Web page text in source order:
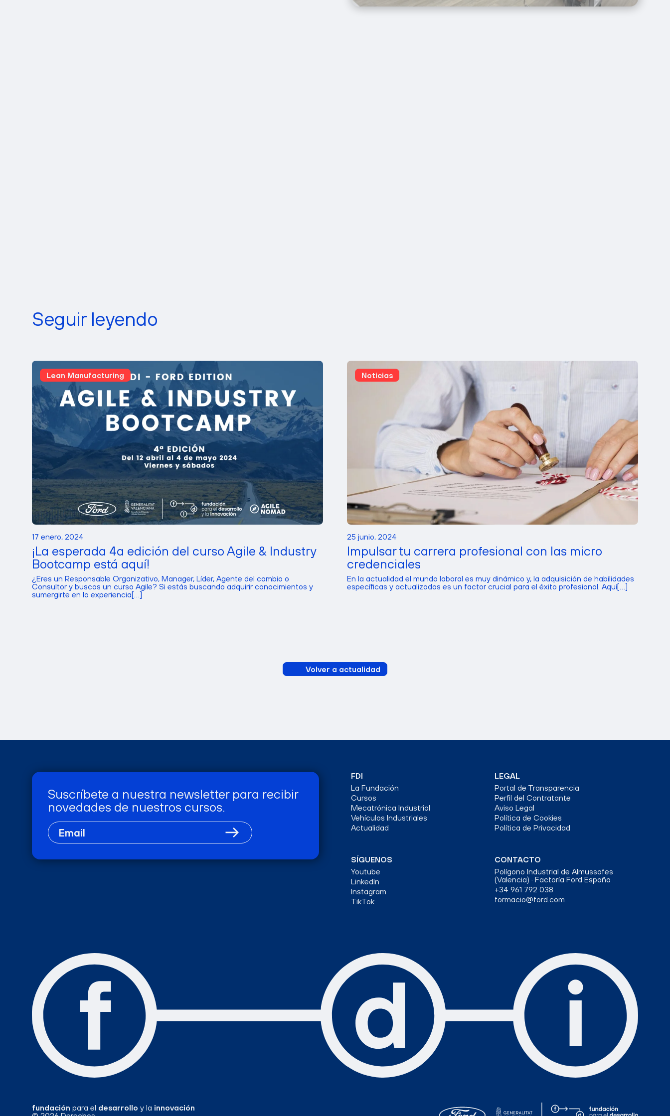
Seguir leyendo
Lean Manufacturing
17 enero, 2024
¡La esperada 4a edición del curso Agile & Industry
Bootcamp está aquí!
¿Eres un Responsable Organizativo, Manager, Líder, Agente del cambio o
Consultor y buscas un curso Agile? Si estás buscando adquirir conocimientos y
sumergirte en la experiencia[...]
Noticias
25 junio, 2024
Impulsar tu carrera profesional con las micro
credenciales
En la actualidad el mundo laboral es muy dinámico y, la adquisición de habilidades
específicas y actualizadas es un factor crucial para el éxito profesional. Aquí[...]
Volver a actualidad
Suscríbete a nuestra newsletter para recibir
novedades de nuestros cursos.
FDI
La Fundación
Cursos
Mecatrónica Industrial
Vehículos Industriales
Actualidad
LEGAL
Portal de Transparencia
Perfil del Contratante
Aviso Legal
Política de Cookies
Política de Privacidad
SÍGUENOS
Youtube
LinkedIn
Instagram
TikTok
CONTACTO
Polígono Industrial de Almussafes
(Valencia) · Factoría Ford España
+34 961 792 038
formacio@ford.com
fundación para el desarrollo y la innovación